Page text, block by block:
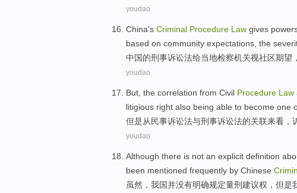
youdao
China's Criminal Procedure Law gives
based on community expectations , the
中国的刑事诉讼法给当地检察机关视社区期望 ，
youdao
But , the correlation from Civil Procedure Law
litigious right also being able to become one
但是从 民事诉讼法与刑事诉讼法的关联来看，
youdao
Although there is not an explicit definition
been mentioned frequently by Chinese
虽然 ， 我国并没有明确规定量刑建议权，但是